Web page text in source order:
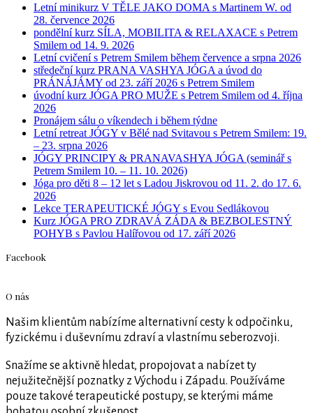
Letní minikurz V TĚLE JAKO DOMA s Martinem W. od
28. července 2026
pondělní kurz SÍLA, MOBILITA & RELAXACE s Petrem
Smilem od 14. 9. 2026
Letní cvičení s Petrem Smilem během července a srpna 2026
středeční kurz PRANA VASHYA JÓGA a úvod do
PRÁNÁJÁMY od 23. září 2026 s Petrem Smilem
úvodní kurz JÓGA PRO MUŽE s Petrem Smilem od 4. října
2026
Pronájem sálu o víkendech i během týdne
Letní retreat JÓGY v Bělé nad Svitavou s Petrem Smilem: 19.
– 23. srpna 2026
JÓGY PRINCIPY & PRANAVASHYA JÓGA (seminář s
Petrem Smilem 10. – 11. 10. 2026)
Jóga pro děti 8 – 12 let s Ladou Jiskrovou od 11. 2. do 17. 6.
2026
Lekce TERAPEUTICKÉ JÓGY s Evou Sedlákovou
Kurz JÓGA PRO ZDRAVÁ ZÁDA & BEZBOLESTNÝ
POHYB s Pavlou Halířovou od 17. září 2026
Facebook
O nás
Našim klientům nabízíme alternativní cesty k odpočinku,
fyzickému i duševnímu zdraví a vlastnímu seberozvoji.
Snažíme se aktivně hledat, propojovat a nabízet ty
nejužitečnější poznatky z Východu i Západu. Používáme
pouze takové terapeutické postupy, se kterými máme